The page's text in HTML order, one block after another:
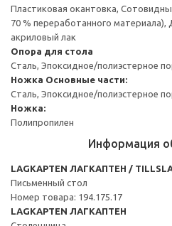
Пластиковая окантовка,
70 % переработанного
акриловый лак
Опора для стола
Сталь, Эпоксидное/полиэстерное
Ножка Основные части:
Сталь, Эпоксидное/полиэстерное
Ножка:
Полипропилен
Информация
LAGKAPTEN ЛАГКАПТЕН /
Письменный стол
Номер товара: 194.175.17
LAGKAPTEN ЛАГКАПТЕН